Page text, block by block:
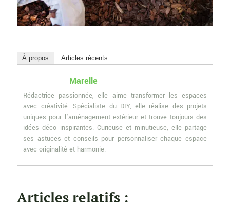
À propos Articles récents
Marelle
Rédactrice passionnée, elle aime transformer les espaces
avec créativité. Spécialiste du DIY, elle réalise des projets
uniques pour l'aménagement extérieur et trouve toujours des
idées déco inspirantes. Curieuse et minutieuse, elle partage
ses astuces et conseils pour personnaliser chaque espace
avec originalité et harmonie.
Articles relatifs :